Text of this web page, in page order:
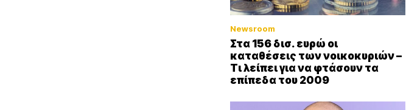
Newsroom
Στα 156 δισ. ευρώ οι
καταθέσεις των νοικοκυριών –
Τι λείπει για να φτάσουν τα
επίπεδα του 2009